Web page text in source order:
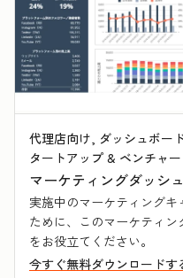
代理店向け, ダッシュボー
タートアップ & ベンチャー
マーケティングダッシ
実施中のマーケティング
ために、このマーケティ
をお役立てください。
今すぐ無料ダウンロードす